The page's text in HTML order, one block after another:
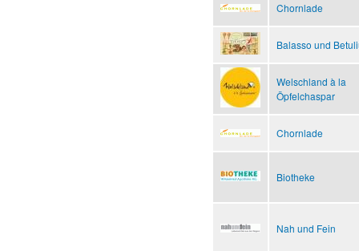
Chornlade
Balasso und
Welschland à la
Öpfelchaspar
Chornlade
Biotheke
Nah und Fein